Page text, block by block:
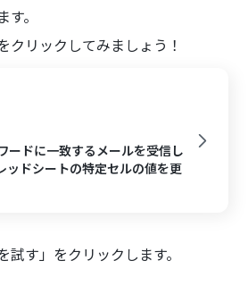
。
クリックしてみましょう！
ードに一致するメールを受信し
ッドシートの特定セルの値を更
試す」をクリックします。